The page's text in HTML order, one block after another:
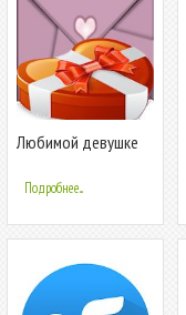
Любимой девушке
Подробнее...